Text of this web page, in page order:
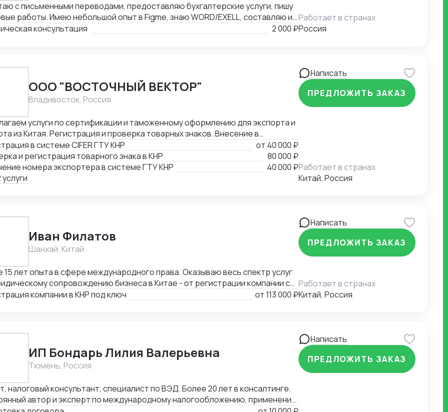
с письменными переводами, предоставляю бухгалтерские услуги, пишу
работы. Имею небольшой опыт в Figme, знаю WORD/EXELL, составляю и
таблицы. Рассматриваю подработку, рассмотрю Ваши варианты.
консультация 2 000 ₽
Работает в странах
Россия
ООО "ВОСТОЧНЫЙ ВЕКТОР"
Владивосток, Россия
услуги по сертификации и таможенному оформлению для экспорта и
из Китая. Регистрация и проверка товарных знаков. Внесение в
реестр товарных знаков. Изготовление маркировки для пищевой
для реализации в Китае. Получение номера экспортера в системе
таможни. Подбор HS и CIQ кодов.
в системе CIFER ГТУ КНР от 40 000 ₽
и регистрация товарного знака в КНР
80 000 ₽
номера экспортера в системе ГТУ КНР
40 000 ₽
Написать
ПРЕДЛОЖИТЬ ЗАКАЗ
Работает в странах
Китай, Россия
Иван Филатов
Шанхай, Китай
лет опыта в сфере международного права. Оказываю весь спектр услуг
сопровождению бизнеса в Китае - от регистрации компании с
граждан России и получения разрешения на работу, миграции бизнеса,
компании в КНР под ключ от113 000 ₽
Написать
ПРЕДЛОЖИТЬ ЗАКАЗ
Работает в странах
Китай, Россия
ИП Бондарь Лилия Валерьевна
Тюмень, Россия
налоговый консультант, специалист по ВЭД. Более 20 лет в консалтинге.
автор и эксперт по международному налогообложению, применению
Написать
ПРЕДЛОЖИТЬ ЗАКАЗ